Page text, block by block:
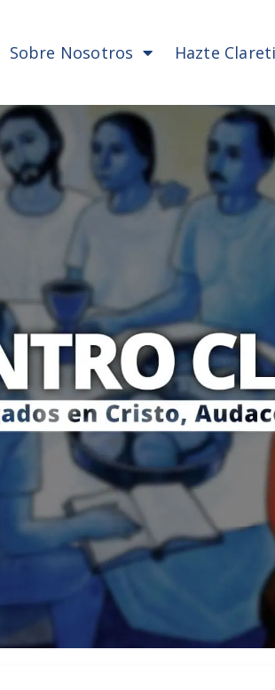
Sobre Nosotros Hazte